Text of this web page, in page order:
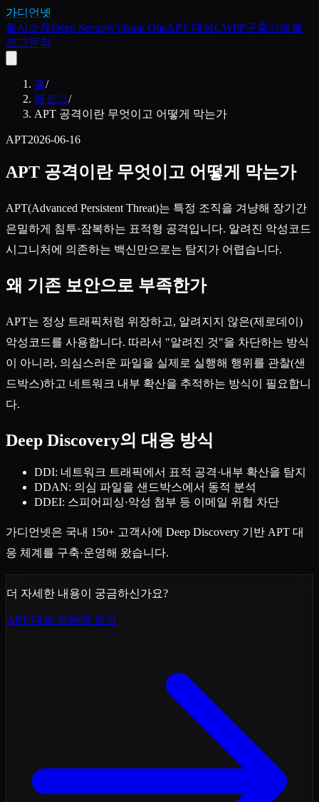
가디언넷
회사소개Deep SecurityVision OneAPT 대응CWPP구축사례 블
로그문의
홈/
블로그/
APT 공격이란 무엇이고 어떻게 막는가
APT2026-06-16
APT 공격이란 무엇이고 어떻게 막는가
APT(Advanced Persistent Threat)는 특정 조직을 겨냥해 장기간
은밀하게 침투·잠복하는 표적형 공격입니다. 알려진 악성코드
시그니처에 의존하는 백신만으로는 탐지가 어렵습니다.
왜 기존 보안으로 부족한가
APT는 정상 트래픽처럼 위장하고, 알려지지 않은(제로데이)
악성코드를 사용합니다. 따라서 "알려진 것"을 차단하는 방식
이 아니라, 의심스러운 파일을 실제로 실행해 행위를 관찰(샌
드박스)하고 네트워크 내부 확산을 추적하는 방식이 필요합니
다.
Deep Discovery의 대응 방식
DDI: 네트워크 트래픽에서 표적 공격·내부 확산을 탐지
DDAN: 의심 파일을 샌드박스에서 동적 분석
DDEI: 스피어피싱·악성 첨부 등 이메일 위협 차단
가디언넷은 국내 150+ 고객사에 Deep Discovery 기반 APT 대
응 체계를 구축·운영해 왔습니다.
더 자세한 내용이 궁금하신가요?
APT 대응 전문관 보기